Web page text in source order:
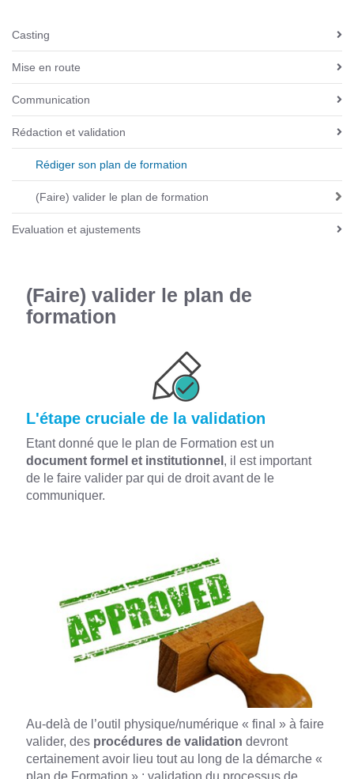
N
i
g
a
i
n
Casting
Mise en route
Communication
Rédaction et validation
Rédiger son plan de formation
(Faire) valider le plan de formation
Evaluation et ajustements
(Faire) valider le plan de
formation
L'étape cruciale de la validation
Etant donné que le plan de Formation est un
document formel et institutionnel , il est important
de le faire valider par qui de droit avant de le
communiquer.
Au-delà de l’outil physique/numérique « final » à faire
valider, des procédures de validation devront
certainement avoir lieu tout au long de la démarche «